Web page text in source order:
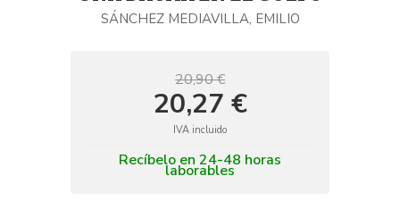
SÁNCHEZ MEDIAVILLA, EMILIO
20,90 €
20,27 €
IVA incluido
Recíbelo en 24-48 horas
laborables